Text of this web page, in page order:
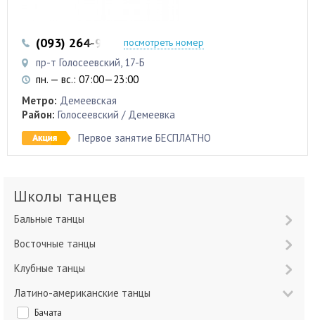
(093) 264-99-11 (098) 768-11-58
посмотреть номер
пр-т Голосеевский, 17-Б
пн. — вс.: 07:00—23:00
Метро: Демеевская
Район: Голосеевский / Демеевка
Первое занятие БЕСПЛАТНО
Школы танцев
Бальные танцы
Восточные танцы
Клубные танцы
Латино-американские танцы
Бачата